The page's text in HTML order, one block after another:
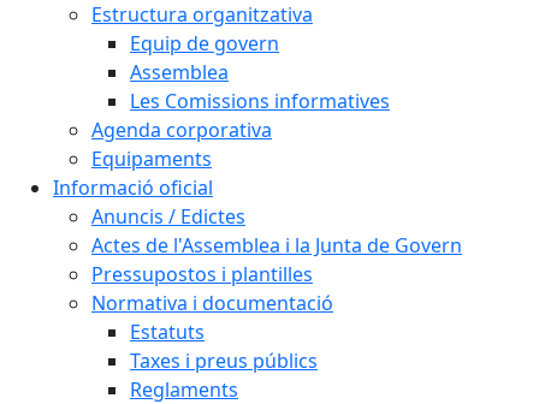
Estructura organitzativa
Equip de govern
Assemblea
Les Comissions informatives
Agenda corporativa
Equipaments
Informació oficial
Anuncis / Edictes
Actes de l'Assemblea i la Junta de Govern
Pressupostos i plantilles
Normativa i documentació
Estatuts
Taxes i preus públics
Reglaments